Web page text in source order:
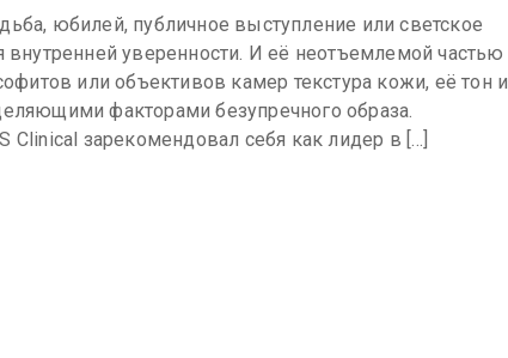
юбилей, публичное выступление или светское
внутренней уверенности. И её неотъемлемой частью
или объективов камер текстура кожи, её тон и
факторами безупречного образа.
зарекомендовал себя как лидер в […]